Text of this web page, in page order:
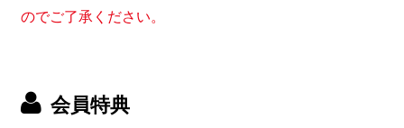
のでご了承ください。
会員特典